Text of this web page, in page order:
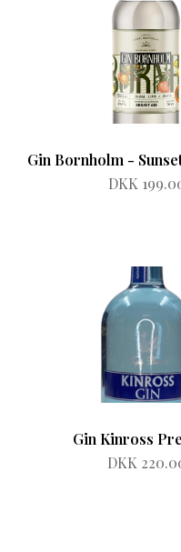
Gin Bornholm -
DKK
Gin Kinross
DKK